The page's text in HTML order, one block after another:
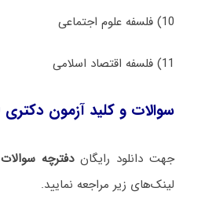
10) ﻓﻠﺴﻔﻪ ﻋﻠﻮم اﺟﺘﻤﺎعی
11) ﻓﻠﺴﻔﻪ اﻗﺘﺼﺎد اﺳﻼمی
سوالات و کلید آزمون دکتری 1400 فلسفه
جهت دانلود رایگاندفترچه سوالات دکتری
لینک‌های زیر مراجعه نمایید.